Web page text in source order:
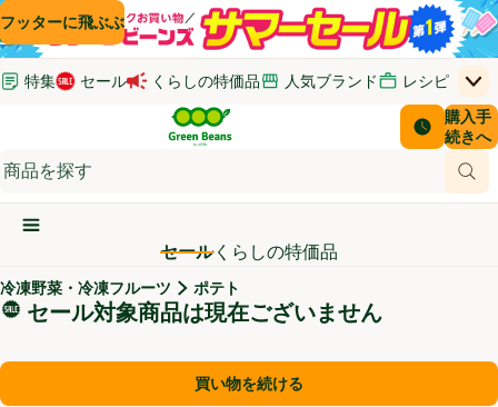
コンテンツに飛ぶ
検索に飛ぶ
フッターに飛ぶ
特集 セール くらしの特価品 人気ブランド レシピ
はじめてのお買い物ガイド
(新しいウィンドウで開く) (新しいウィンドウで開く)
サポート・ヘルプ・お問い合わせ
(新しいウィンドウで開く)
上
Green Beans
商
配送日時
購入手
続きへ
お客さ
￥0
メインメニュ―ボタン
セールくらしの特価品
セール対象商品
冷凍野菜・冷凍フルーツ ポテト
セール対象商品は現在ございません
買い物を続ける